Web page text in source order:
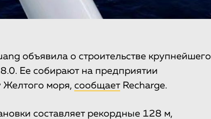
объявила о строительстве крупнейшего
Ее собирают на предприятии
моря, сообщает Recharge.
составляет рекордные 128 м,